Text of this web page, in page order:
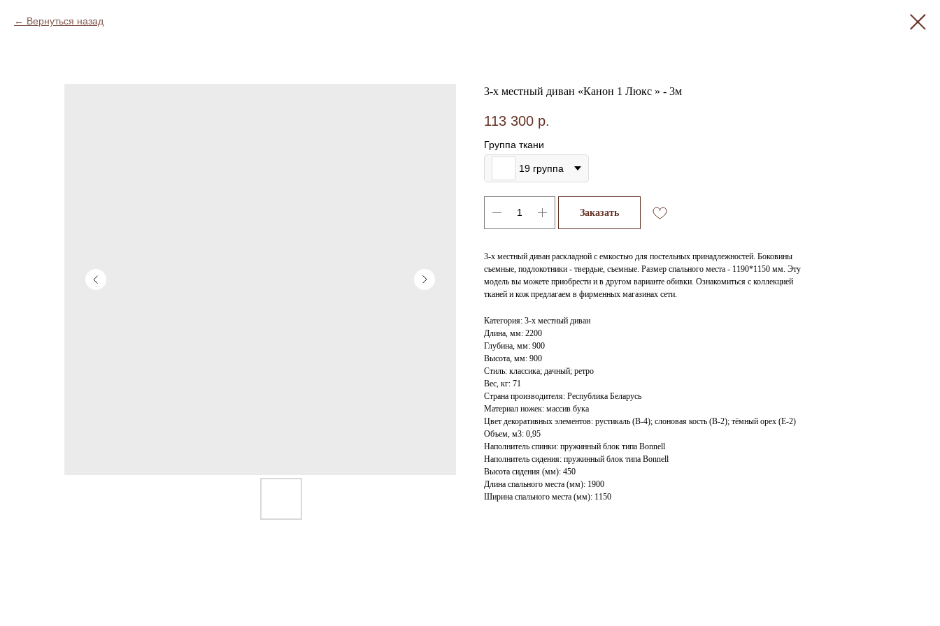
Вернуться назад
3-х местный диван «Канон 1 Люкс » - 3м
113 300 р.
Группа ткани
19 группа
Заказать
3-х местный диван раскладной с емкостью для постельных принадлежностей. Боковины
съемные, подлокотники - твердые, съемные. Размер спального места - 1190*1150 мм. Эту
модель вы можете приобрести и в другом варианте обивки. Ознакомиться с коллекцией
тканей и кож предлагаем в фирменных магазинах сети.
Категория: 3-х местный диван
Длина, мм: 2200
Глубина, мм: 900
Высота, мм: 900
Стиль: классика; дачный; ретро
Вес, кг: 71
Страна производителя: Республика Беларусь
Материал ножек: массив бука
Цвет декоративных элементов: рустикаль (B-4); слоновая кость (B-2); тёмный орех (E-2)
Объем, м3: 0,95
Наполнитель спинки: пружинный блок типа Bonnell
Наполнитель сидения: пружинный блок типа Bonnell
Высота сидения (мм): 450
Длина спального места (мм): 1900
Ширина спального места (мм): 1150